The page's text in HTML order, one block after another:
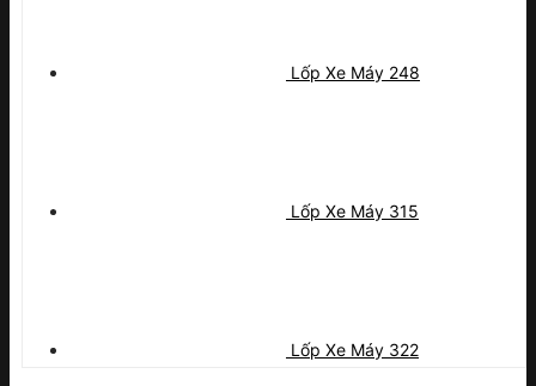
Lốp Xe Máy 248
Lốp Xe Máy 315
Lốp Xe Máy 322